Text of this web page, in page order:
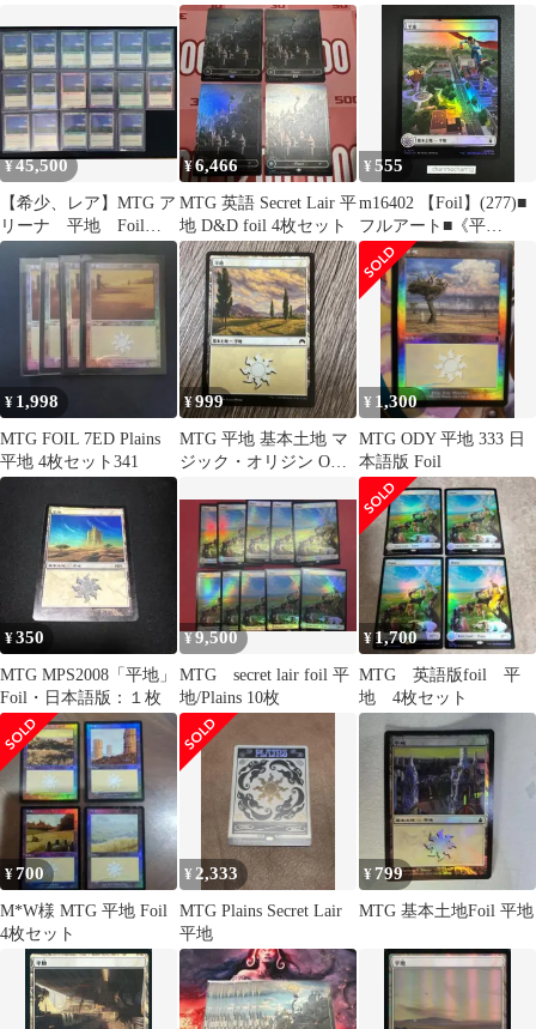
ット
プロモ ①
¥45,500
【希少、レア】MTG ア
リーナ 平地 Foil
17枚 ICE版
¥6,466
MTG 英語 Secret Lair 平
地 D&D foil 4枚セット
¥555
m16402 【Foil】(277)■
フルアート■《平
地/Plains》[MSH] 土地
¥ 1,998
MTG FOIL 7ED Plains
平地 4枚セット341
¥999
MTG 平地 基本土地 マ
ジック・オリジン ORI
¥ 1,300
MTG ODY 平地 333 日
本語版 Foil
¥350
MTG MPS2008「平地」
Foil・日本語版：１枚
¥9,500
MTG secret lair foil 平
地/Plains 10枚
¥ 1,700
MTG 英語版foil 平
地 4枚セット
¥700
M*W様 MTG 平地 Foil
4枚セット
¥ 2,333
MTG Plains Secret Lair
平地
¥799
MTG 基本土地Foil 平地